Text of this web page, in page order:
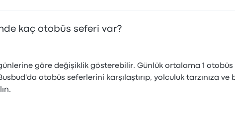
kaç otobüs seferi var?
göre değişiklik gösterebilir. Günlük ortalama 1 otobüs
otobüs seferlerini karşılaştırıp, yolculuk tarzınıza